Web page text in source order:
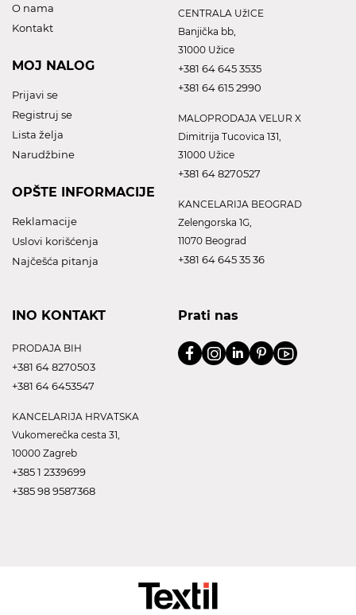
O nama
Kontakt
MOJ NALOG
Prijavi se
Registruj se
Lista želja
Narudžbine
OPŠTE INFORMACIJE
Reklamacije
Uslovi korišćenja
Najčešća pitanja
CENTRALA UžICE
Banjička bb,
31000 Užice
+381 64 645 3535
+381 64 615 2990
MALOPRODAJA VELUR X
Dimitrija Tucovica 131,
31000 Užice
+381 64 8270527
KANCELARIJA BEOGRAD
Zelengorska 1G,
11070 Beograd
+381 64 645 35 36
INO KONTAKT
PRODAJA BIH
+381 64 8270503
+381 64 6453547
KANCELARIJA HRVATSKA
Vukomerečka cesta 31,
10000 Zagreb
+385 1 2339699
+385 98 9587368
Prati nas